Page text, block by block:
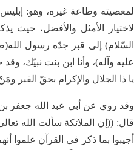
لمعصيته وطاعة غيره، وهو:
السّلام) إلى قبر جدّه رسول
عليه وآله)، وأنا ابن بنت نبيّك،
يا ذا الجلال والإكرام بحقّ القبر
وقد روي عن أبي عبد الله جعفر
قال: ((إن الملائكة سألت الله
أجيبوا بما ذكر في القرآن علموا